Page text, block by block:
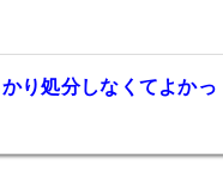
り処分しなくてよかっ